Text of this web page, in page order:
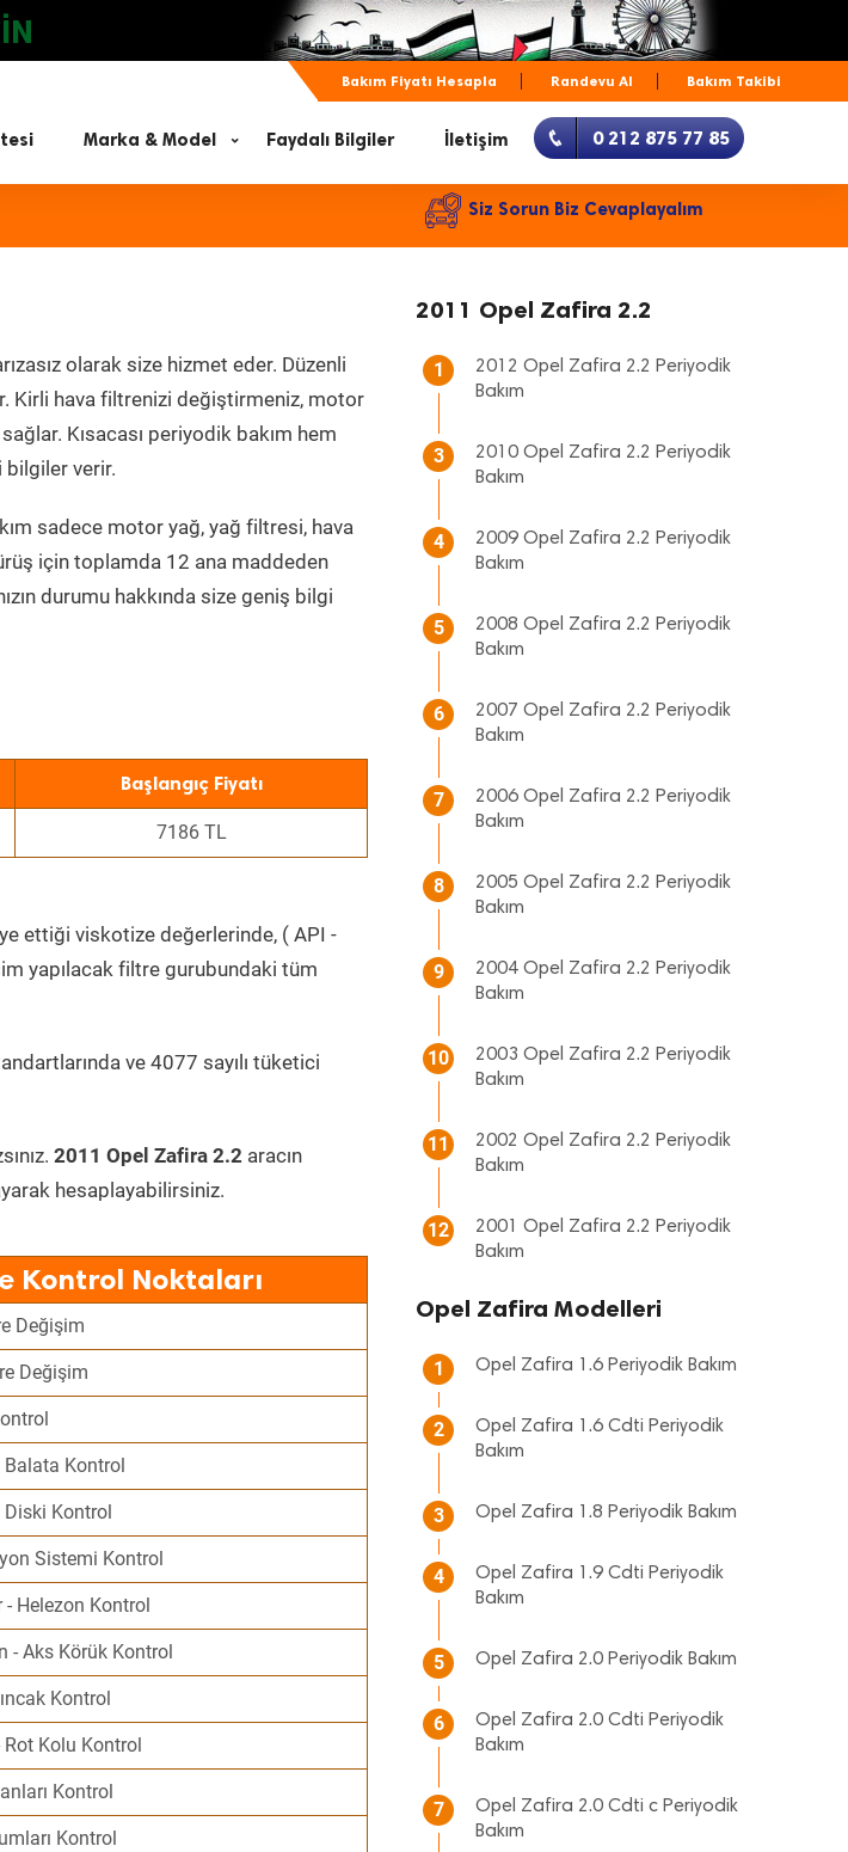
Bakım Fiyatı Hesapla Randevu Al Bakım Takibi
Marka & Model Faydalı Bilgiler İletişim 0 212 875 77 85
Siz Sorun Biz Cevaplayalım
olarak size hizmet eder. Düzenli
Kirli hava filtrenizi değiştirmeniz, motor
Kısacası periyodik bakım hem
bilgiler verir.
sadece motor yağ, yağ filtresi, hava
için toplamda 12 ana maddeden
durumu hakkında size geniş bilgi
Başlangıç Fiyatı
7186 TL
ettiği viskotize değerlerinde, ( API -
yapılacak filtre gurubundaki tüm
ve 4077 sayılı tüketici
2011 Opel Zafira 2.2 aracın
hesaplayabilirsiniz.
Kontrol Noktaları
Değişim
Değişim
Balata Kontrol
Diski Kontrol
Sistemi Kontrol
Helezon Kontrol
- Aks Körük Kontrol
Kontrol
Rot Kolu Kontrol
Kontrol
Kontrol
2011 Opel Zafira 2.2
1
2012 Opel Zafira 2.2 Periyodik
Bakım
3
2010 Opel Zafira 2.2 Periyodik
Bakım
4
2009 Opel Zafira 2.2 Periyodik
Bakım
5
2008 Opel Zafira 2.2 Periyodik
Bakım
6
2007 Opel Zafira 2.2 Periyodik
Bakım
7
2006 Opel Zafira 2.2 Periyodik
Bakım
8
2005 Opel Zafira 2.2 Periyodik
Bakım
9
2004 Opel Zafira 2.2 Periyodik
Bakım
10
2003 Opel Zafira 2.2 Periyodik
Bakım
11
2002 Opel Zafira 2.2 Periyodik
Bakım
12
2001 Opel Zafira 2.2 Periyodik
Bakım
Opel Zafira Modelleri
1 Opel Zafira 1.6 Periyodik Bakım
2
Opel Zafira 1.6 Cdti Periyodik
Bakım
3 Opel Zafira 1.8 Periyodik Bakım
4
Opel Zafira 1.9 Cdti Periyodik
Bakım
5 Opel Zafira 2.0 Periyodik Bakım
6
Opel Zafira 2.0 Cdti Periyodik
Bakım
7
Opel Zafira 2.0 Cdti c Periyodik
Bakım